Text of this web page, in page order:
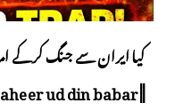
کیا ایران سے جنگ کرکے
||Zaheer ud din babar